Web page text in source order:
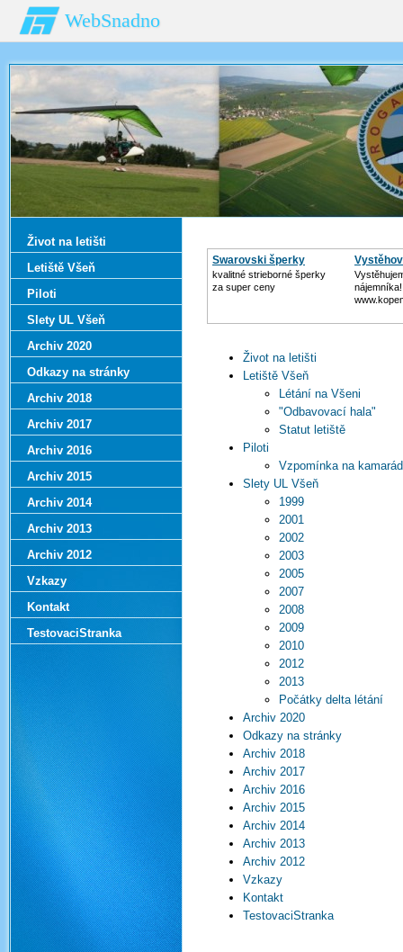
WebSnadno
Swarovski šperky
kvalitné strieborné šperky
za super ceny
nájemníka!
Život na letišti
Letiště Všeň
Létání na Všeni
"Odbavovací hala"
Statut letiště
Piloti
Vzpomínka na
Slety UL Všeň
1999
2001
2002
2003
2005
2007
2008
2009
2010
2012
2013
Počátky delta létání
Archiv 2020
Odkazy na stránky
Archiv 2018
Archiv 2017
Archiv 2016
Archiv 2015
Archiv 2014
Archiv 2013
Archiv 2012
Vzkazy
Kontakt
TestovaciStranka
Život na letišti
Letiště Všeň
Piloti
Slety UL Všeň
Archiv 2020
Odkazy na stránky
Archiv 2018
Archiv 2017
Archiv 2016
Archiv 2015
Archiv 2014
Archiv 2013
Archiv 2012
Vzkazy
Kontakt
TestovaciStranka